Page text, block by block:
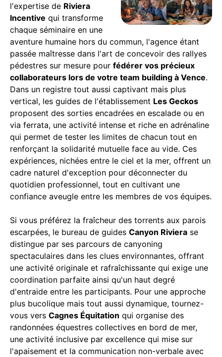
l'expertise de Riviera
Incentive qui transforme
chaque séminaire en une
aventure humaine hors du commun, l'agence étant
passée maîtresse dans l'art de concevoir des rallyes
pédestres sur mesure pour fédérer vos précieux
collaborateurs lors de votre team building à Vence.
Dans un registre tout aussi captivant mais plus
vertical, les guides de l'établissement Les Geckos
proposent des sorties encadrées en escalade ou en
via ferrata, une activité intense et riche en adrénaline
qui permet de tester les limites de chacun tout en
renforçant la solidarité mutuelle face au vide. Ces
expériences, nichées entre le ciel et la mer, offrent un
cadre naturel d'exception pour déconnecter du
quotidien professionnel, tout en cultivant une
confiance aveugle entre les membres de vos équipes.
Si vous préférez la fraîcheur des torrents aux parois
escarpées, le bureau de guides Canyon Riviera se
distingue par ses parcours de canyoning
spectaculaires dans les clues environnantes, offrant
une activité originale et rafraîchissante qui exige une
coordination parfaite ainsi qu'un haut degré
d'entraide entre les participants. Pour une approche
plus bucolique mais tout aussi dynamique, tournez-
vous vers Cagnes Équitation qui organise des
randonnées équestres collectives en bord de mer,
une activité inclusive par excellence qui mise sur
l'apaisement et la communication non-verbale avec